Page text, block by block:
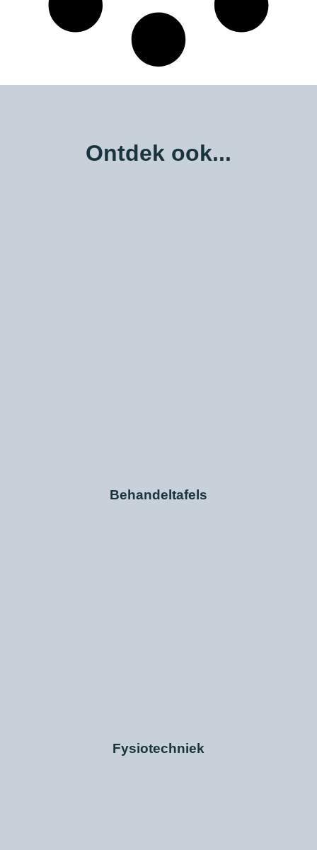
Ontdek ook...
Behandeltafels
Fysiotechniek